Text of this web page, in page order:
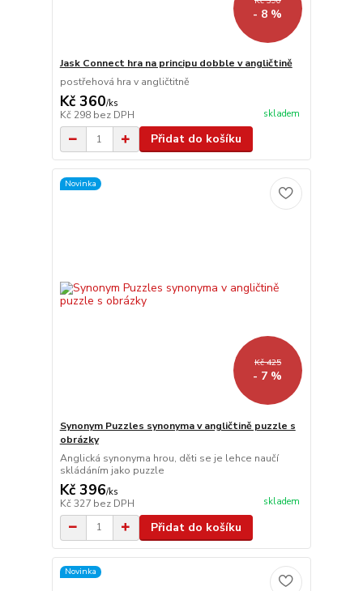
- 8 %
Jask Connect hra na principu dobble v angličtině
postřehová hra v angličtitně
Kč 360/ks
Kč 298 bez DPH skladem
Přidat do košíku
Novinka
Kč 425
- 7 %
Synonym Puzzles synonyma v angličtině puzzle s
obrázky
Anglická synonyma hrou, děti se je lehce naučí
skládáním jako puzzle
Kč 396/ks
Kč 327 bez DPH skladem
Přidat do košíku
Novinka